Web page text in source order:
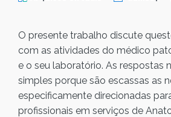
O presente trabalho discute
com as atividades do médico
e o seu laboratório. As respostas
simples porque são escassas as
especificamente direcionadas
profissionais em serviços de